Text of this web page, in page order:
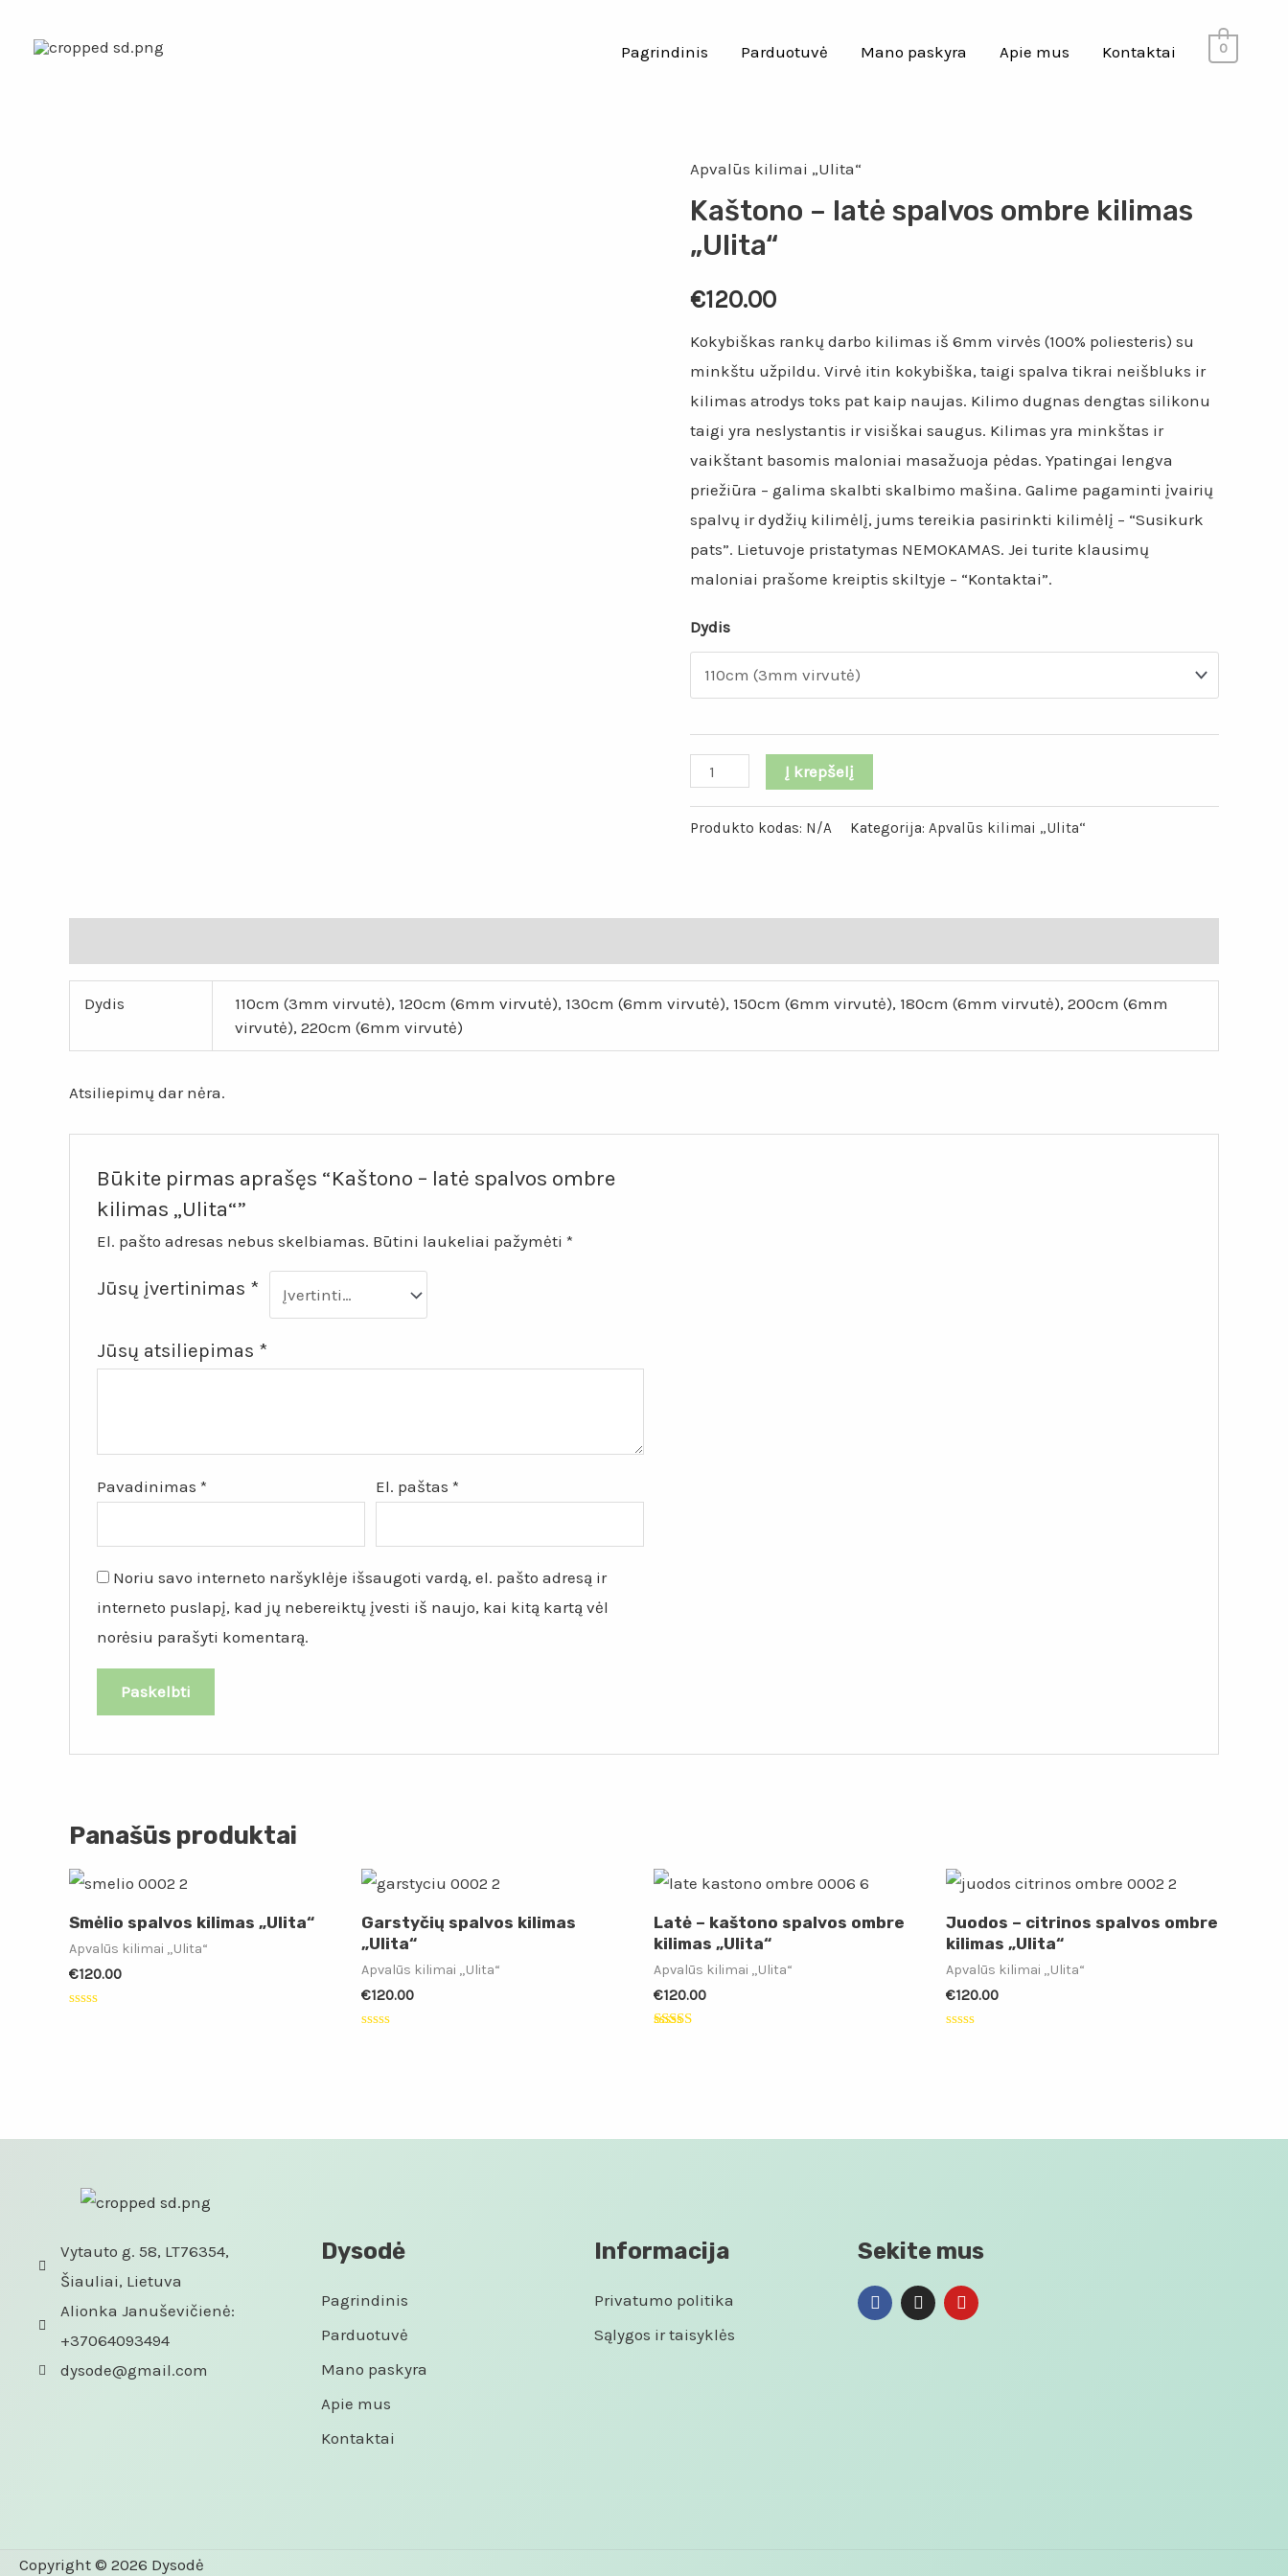
Pagrindinis Parduotuvė Mano paskyra Apie mus Kontaktai 0
Apvalūs kilimai „Ulita“
Kaštono – latė spalvos ombre kilimas
„Ulita“
€120.00
Kokybiškas rankų darbo kilimas iš 6mm virvės (100% poliesteris) su
minkštu užpildu. Virvė itin kokybiška, taigi spalva tikrai neišbluks ir
kilimas atrodys toks pat kaip naujas. Kilimo dugnas dengtas silikonu
taigi yra neslystantis ir visiškai saugus. Kilimas yra minkštas ir
vaikštant basomis maloniai masažuoja pėdas. Ypatingai lengva
priežiūra – galima skalbti skalbimo mašina. Galime pagaminti įvairių
spalvų ir dydžių kilimėlį, jums tereikia pasirinkti kilimėlį – “Susikurk
pats”. Lietuvoje pristatymas NEMOKAMAS. Jei turite klausimų
maloniai prašome kreiptis skiltyje – “Kontaktai”.
Dydis
Į krepšelį
Produkto kodas: N/A Kategorija: Apvalūs kilimai „Ulita“
Dydis
110cm (3mm virvutė), 120cm (6mm virvutė), 130cm (6mm virvutė), 150cm (6mm virvutė), 180cm (6mm virvutė), 200cm (6mm
virvutė), 220cm (6mm virvutė)
Atsiliepimų dar nėra.
Būkite pirmas aprašęs “Kaštono – latė spalvos ombre
kilimas „Ulita“”
El. pašto adresas nebus skelbiamas. Būtini laukeliai pažymėti*
Jūsų įvertinimas *
Jūsų atsiliepimas *
Pavadinimas* El. paštas*
Noriu savo interneto naršyklėje išsaugoti vardą, el. pašto adresą ir
interneto puslapį, kad jų nebereiktų įvesti iš naujo, kai kitą kartą vėl
norėsiu parašyti komentarą.
Panašūs produktai
Smėlio spalvos kilimas „Ulita“
Apvalūs kilimai „Ulita“
€120.00
Garstyčių spalvos kilimas
„Ulita“
Apvalūs kilimai „Ulita“
€120.00
Latė – kaštono spalvos ombre
kilimas „Ulita“
Apvalūs kilimai „Ulita“
€120.00
Juodos – citrinos spalvos ombre
kilimas „Ulita“
Apvalūs kilimai „Ulita“
€120.00
Vytauto g. 58, LT76354,
Šiauliai, Lietuva
Alionka Januševičienė:
+37064093494
dysode@gmail.com
Dysodė
Pagrindinis
Parduotuvė
Mano paskyra
Apie mus
Kontaktai
Informacija
Privatumo politika
Sąlygos ir taisyklės
Sekite mus
Copyright © 2026 Dysodė